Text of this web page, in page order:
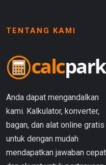
TENTANG KAMI
Anda dapat mengandalkan
kami. Kalkulator, konverter,
bagan, dan alat online gratis
untuk dengan mudah
mendapatkan jawaban cepat